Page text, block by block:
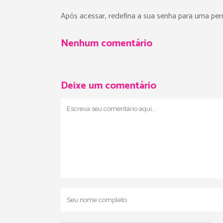
Após acessar, redefina a sua senha para uma
Nenhum comentário
Deixe um comentário